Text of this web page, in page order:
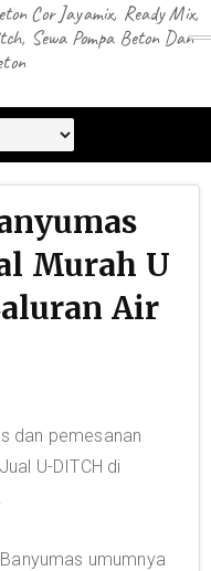
Cor Jayamix, Ready Mix,
Sewa Pompa Beton Dan
Murah U
Air
dan pemesanan
U-DITCH di
umumnya